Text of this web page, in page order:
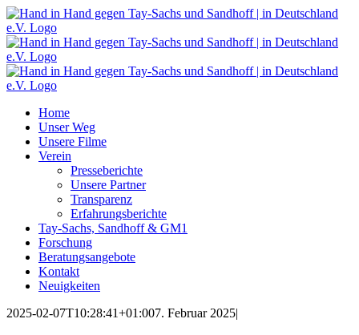
Zum
Inhalt
springen
Home
Unser Weg
Unsere Filme
Verein
Presseberichte
Unsere Partner
Transparenz
Erfahrungsberichte
Tay-Sachs, Sandhoff & GM1
Forschung
Beratungsangebote
Kontakt
Neuigkeiten
2025-02-07T10:28:41+01:007. Februar 2025|